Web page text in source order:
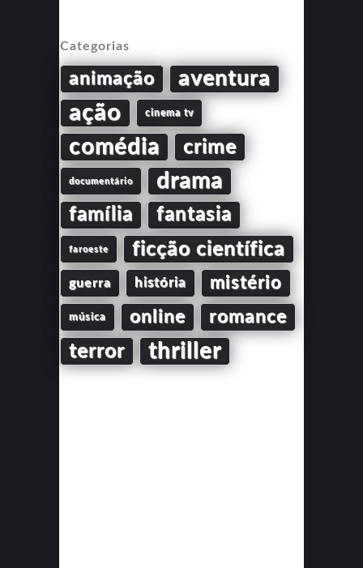
Categorias
animação aventura
ação cinema tv
comédia crime
documentário drama
família fantasia
faroeste ficção científica
guerra história mistério
música online romance
terror thriller